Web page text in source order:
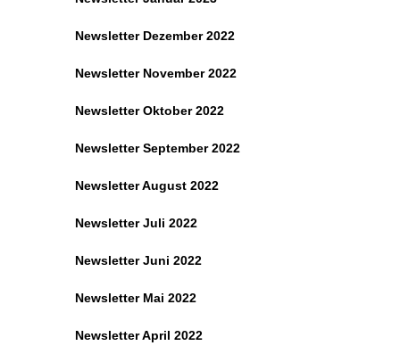
Newsletter Dezember 2022
Newsletter November 2022
Newsletter Oktober 2022
Newsletter September 2022
Newsletter August 2022
Newsletter Juli 2022
Newsletter Juni 2022
Newsletter Mai 2022
Newsletter April 2022